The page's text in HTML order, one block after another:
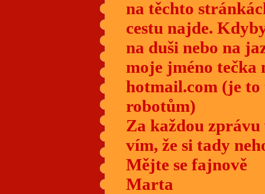
na těchto
cestu najde.
na duši nebo na
moje jméno
hotmail.com (je
robotům)
Za každou zprávu
vím, že si tady
Mějte se fajnově
Marta